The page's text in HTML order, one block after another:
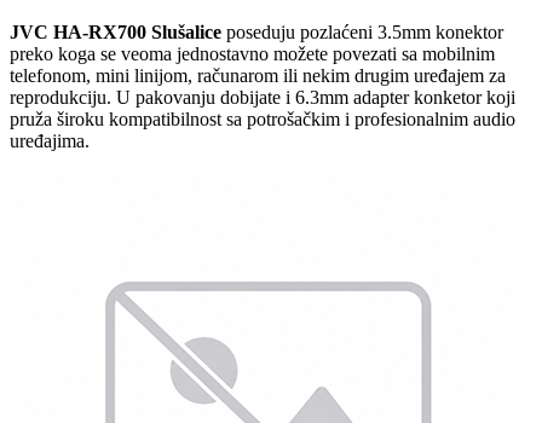
JVC HA-RX700 Slušalice poseduju pozlaćeni 3.5mm konektor
preko koga se veoma jednostavno možete povezati sa mobilnim
telefonom, mini linijom, računarom ili nekim drugim uređajem za
reprodukciju. U pakovanju dobijate i 6.3mm adapter konketor koji
pruža široku kompatibilnost sa potrošačkim i profesionalnim audio
uređajima.